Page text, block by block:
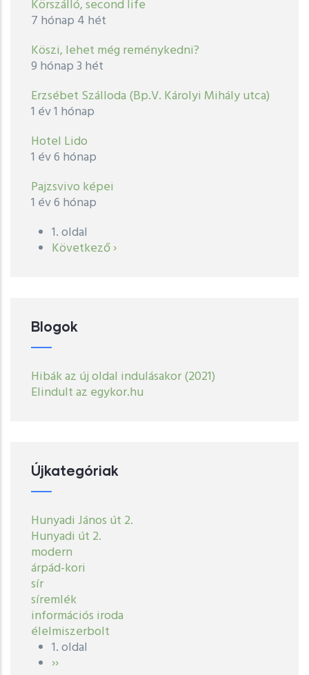
Körszálló, second life
7 hónap 4 hét
Köszi, lehet még reménykedni?
9 hónap 3 hét
Erzsébet Szálloda (Bp.V. Károlyi Mihály utca)
1 év 1 hónap
Hotel Lido
1 év 6 hónap
Pajzsvivo képei
1 év 6 hónap
Oldalszámozás
1. oldal
Következő
Következő ›
Blogok
Hibák az új oldal indulásakor (2021)
Elindult az egykor.hu
Újkategóriak
Hunyadi János út 2.
Hunyadi út 2.
modern
árpád-kori
sír
síremlék
információs iroda
élelmiszerbolt
Oldalszámozás
1. oldal
Következő
››